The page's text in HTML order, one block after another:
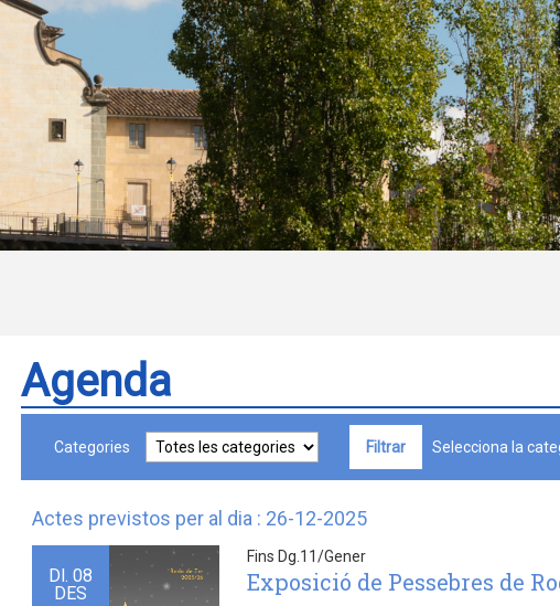
Agenda
Categories Selecciona la
Actes previstos per al dia : 26-12-2025
Dl. 08
DES
Fins Dg.11/Gener
Exposició de Pessebres de